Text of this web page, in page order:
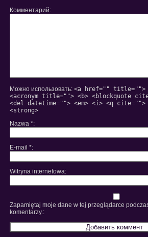
Комментарий
Можно использовать: <a href="" title="">
<acronym title=""> <b> <blockquote
<del datetime=""> <em> <i> <q
<strong>
Nazwa *
E-mail *
Witryna internetowa
Zapamiętaj moje dane w tej przeglądarce
komentarzy.